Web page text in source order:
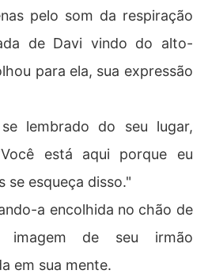
pelo som da respiração
de Davi vindo do alto-
para ela, sua expressão
lembrado do seu lugar,
está aqui porque eu
se esqueça disso."
a encolhida no chão de
imagem de seu irmão
em sua mente.